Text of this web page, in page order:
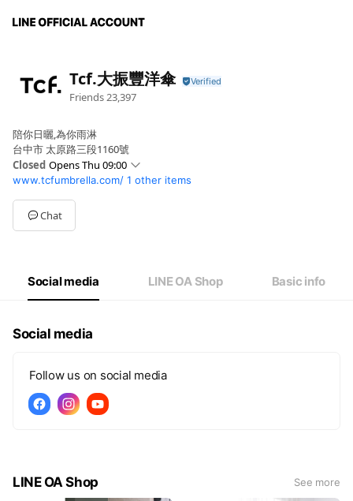
Tcf.大振豐洋傘
Friends 23,397
陪你日曬,為你雨淋
台中市 太原路三段1160號
Closed Opens Thu 09:00
Sun09:00 - 18:00
Mon09:00 - 18:00
Tue09:00 - 18:00
Wed09:00 - 18:00
09:00 - 18:00
www.tcfumbrella.com/ 1 other items
Chat
Social media LINE OA Shop Basic info
Social media
Follow us on social media
LINE OA Shop See more